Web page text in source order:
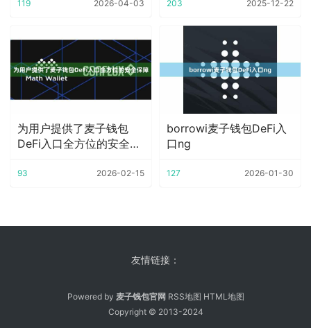
119 2026-04-03 203 2025-12-22
为用户提供了麦子钱包
DeFi入口全方位的安全保
93 2026-02-15
borrowi麦子钱包DeFi入
口ng
127 2026-01-30
友情链接：
Powered by 麦子钱包官网 RSS地图 HTML地图
Copyright © 2013-2024